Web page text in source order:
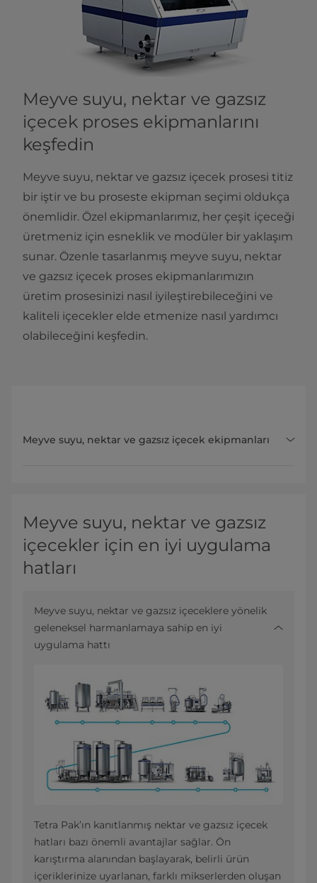
Meyve suyu, nektar ve gazsız
içecek proses ekipmanlarını
keşfedin
Meyve suyu, nektar ve gazsız içecek prosesi titiz
bir iştir ve bu proseste ekipman seçimi oldukça
önemlidir. Özel ekipmanlarımız, her çeşit içeceği
üretmeniz için esneklik ve modüler bir yaklaşım
sunar. Özenle tasarlanmış meyve suyu, nektar
ve gazsız içecek proses ekipmanlarımızın
üretim prosesinizi nasıl iyileştirebileceğini ve
kaliteli içecekler elde etmenize nasıl yardımcı
olabileceğini keşfedin.
Meyve suyu, nektar ve gazsız içecek ekipmanları
Meyve suyu, nektar ve gazsız
içecekler için en iyi uygulama
hatları
Meyve suyu, nektar ve gazsız içeceklere yönelik
geleneksel harmanlamaya sahip en iyi
uygulama hattı
Tetra Pak’ın kanıtlanmış nektar ve gazsız içecek
hatları bazı önemli avantajlar sağlar. Ön
karıştırma alanından başlayarak, belirli ürün
içeriklerinize uyarlanan, farklı mikserlerden oluşan